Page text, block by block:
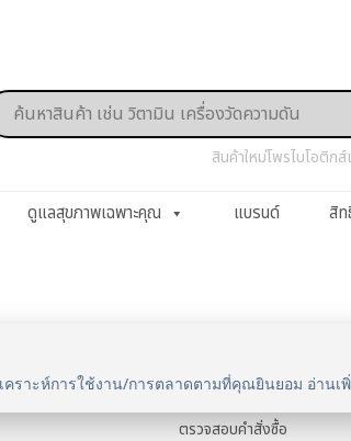
สินค้าใหม่โพรไบโอติกส์
ดูแลสุขภาพเฉพาะคุณ แบรนด์ สิท
คราะห์การใช้งาน/การตลาดตามที่คุณยินยอม อ่านเ
แจ้งการชำระเงิน
ตรวจสอบคำสั่งซื้อ